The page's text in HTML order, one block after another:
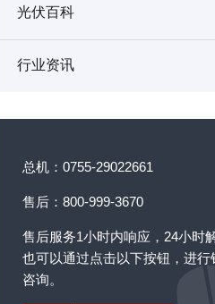
光伏百科
行业资讯
总机：0755-29022661
售后：800-999-3670
售后服务1小时内响应，24小时
也可以通过点击以下按钮，进行
咨询。